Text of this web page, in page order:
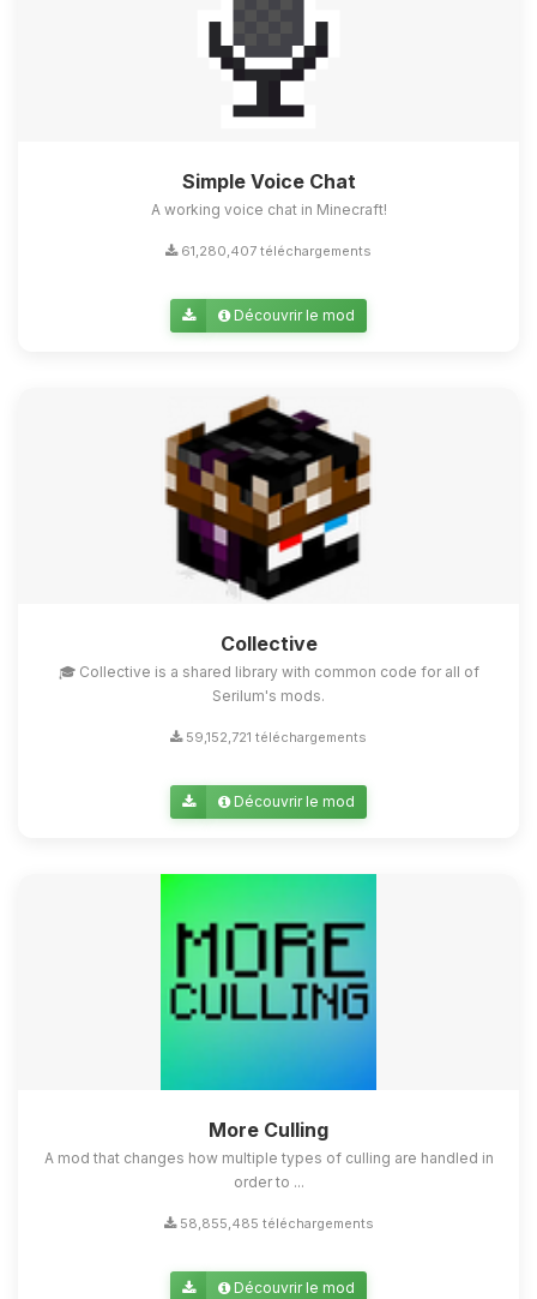
Simple Voice Chat
A working voice chat in Minecraft!
61,280,407 téléchargements
Découvrir le mod
Collective
🎓 Collective is a shared library with common code for all of
Serilum's mods.
59,152,721 téléchargements
Découvrir le mod
More Culling
A mod that changes how multiple types of culling are handled in
order to ...
58,855,485 téléchargements
Découvrir le mod